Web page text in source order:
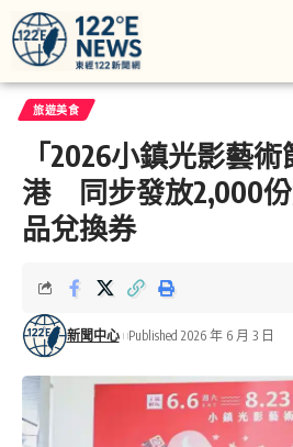
旅遊美食
「2026小鎮光影藝
港 同步發放2,000
品兌換券
新聞中心 Published 2026 年 6 月 3 日